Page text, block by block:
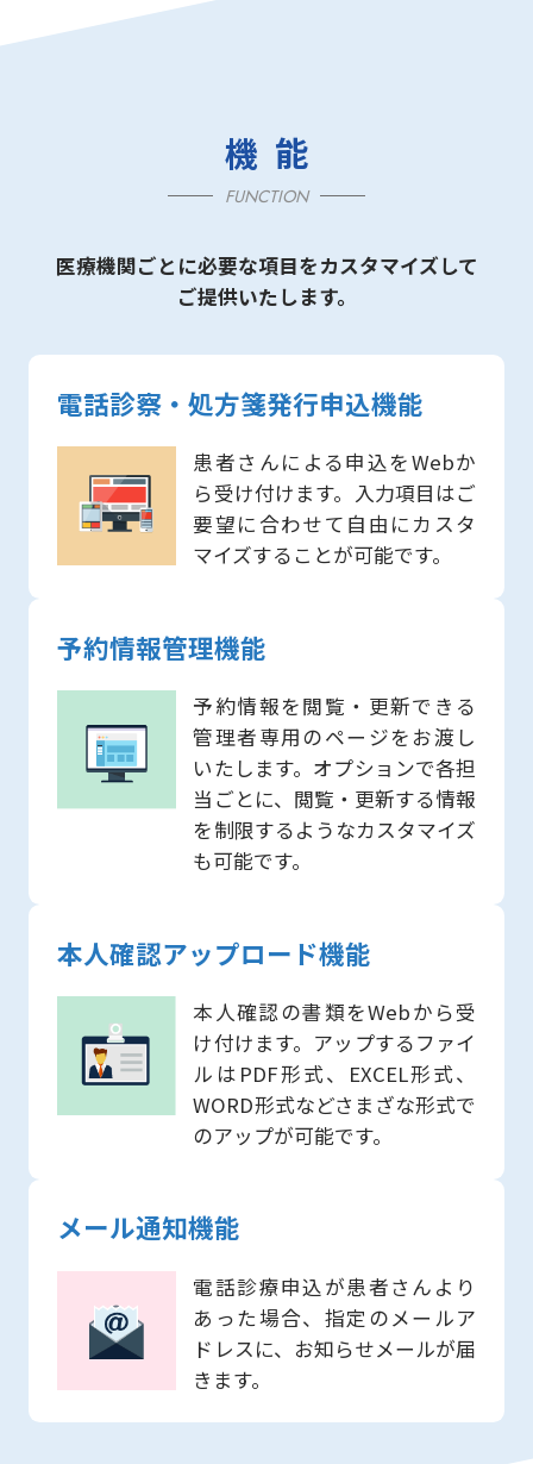
機能
FUNCTION
医療機関ごとに必要な項目をカスタマイズして
ご提供いたします。
電話診察・処方箋発行申込機能
患者さんによる申込をWebか
ら受け付けます。入力項目はご
要望に合わせて自由にカスタ
マイズすることが可能です。
予約情報管理機能
予約情報を閲覧・更新できる
管理者専用のページをお渡し
いたします。オプションで各担
当ごとに、閲覧・更新する情報
を制限するようなカスタマイズ
も可能です。
本人確認アップロード機能
本人確認の書類をWebから受
け付けます。アップするファイ
ルはPDF形式、EXCEL形式、
WORD形式などさまざな形式で
のアップが可能です。
メール通知機能
電話診療申込が患者さんより
あった場合、指定のメールア
ドレスに、お知らせメールが届
きます。